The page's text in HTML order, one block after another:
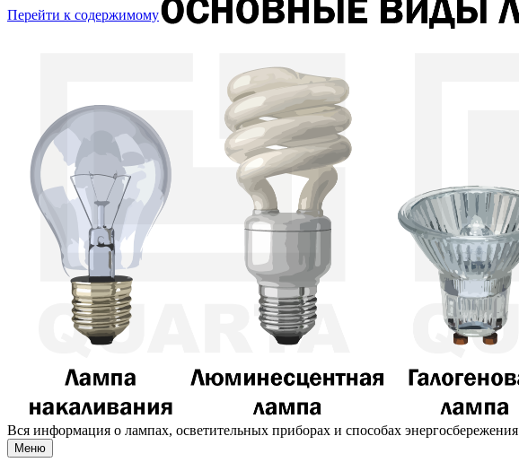
Перейти к содержимому
Вся информация о лампах, осветительных приборах и способах энергосбережения
Меню